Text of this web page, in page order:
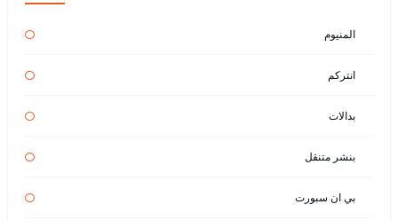
المنيوم
انتركم
بدالات
بنشر متنقل
بي ان سبورت